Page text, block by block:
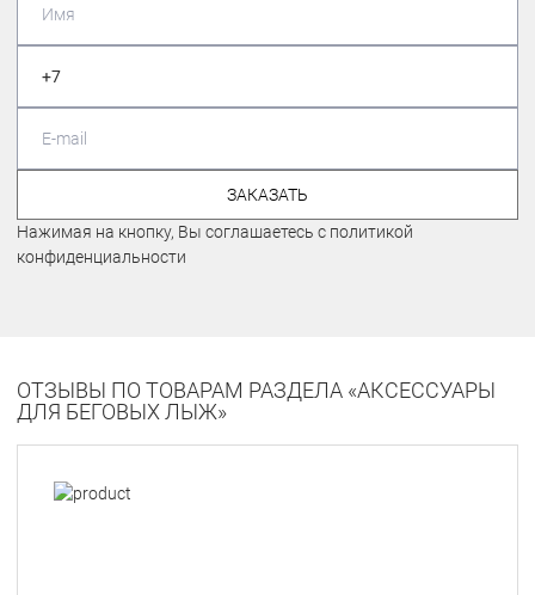
ЗАКАЗАТЬ
Нажимая на кнопку, Вы соглашаетесь с политикой
конфиденциальности
ОТЗЫВЫ ПО ТОВАРАМ РАЗДЕЛА «АКСЕССУАРЫ
ДЛЯ БЕГОВЫХ ЛЫЖ»